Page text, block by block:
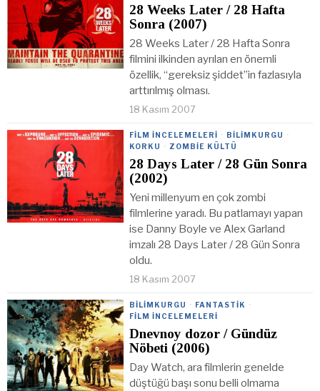
28 Weeks Later / 28 Hafta
Sonra (2007)
28 Weeks Later / 28 Hafta Sonra
filmini ilkinden ayrılan en önemli
özellik, “gereksiz şiddet”in fazlasıyla
arttırılmış olması.
18 Kasım 2007
FILM İNCELEMELERI · BILIMKURGU ·
KORKU · ZOMBIE KÜLTÜ
28 Days Later / 28 Gün Sonra
(2002)
Yeni millenyum en çok zombi
filmlerine yaradı. Bu patlamayı yapan
ise Danny Boyle ve Alex Garland
imzalı 28 Days Later / 28 Gün Sonra
oldu.
18 Kasım 2007
BILIMKURGU · FANTASTIK ·
FILM İNCELEMELERI
Dnevnoy dozor / Gündüz
Nöbeti (2006)
Day Watch, ara filmlerin genelde
düştüğü başı sonu belli olmama